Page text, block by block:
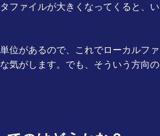
ファイルが大きくなってくると、い
位があるので、これでローカルファ
気がします。でも、そういう方向の